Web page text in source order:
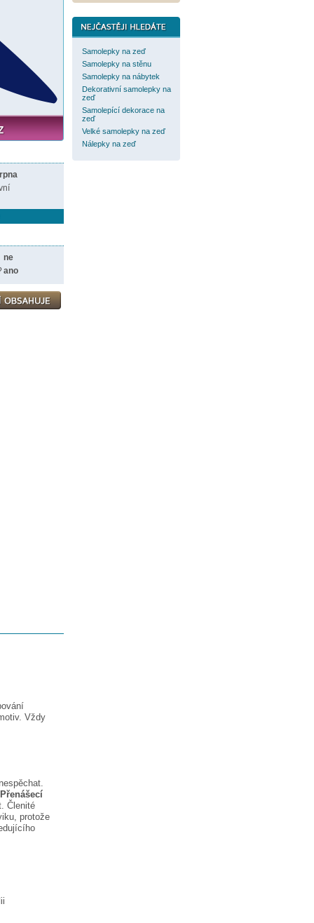
ne
ano
Vždy
Přenášecí
Členité
protože
Samolepky na zeď
Samolepky na stěnu
Samolepky na nábytek
Dekorativní samolepky na
zeď
Samolepící dekorace na
zeď
Velké samolepky na zeď
Nálepky na zeď